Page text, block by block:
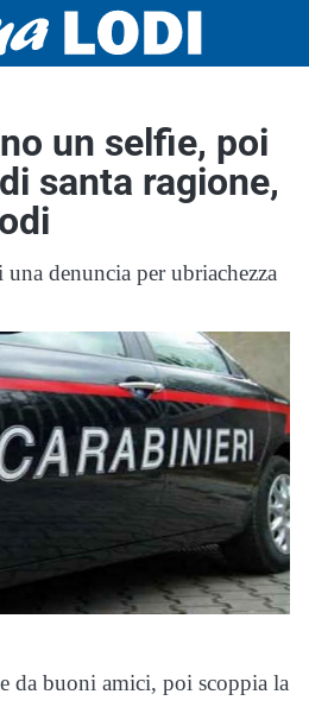
un selfie, poi
santa ragione,
una denuncia per ubriachezza
da buoni amici, poi scoppia la